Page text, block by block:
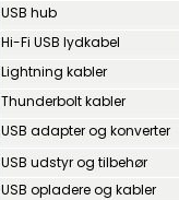
USB hub
Hi-Fi USB lydkabel
Lightning kabler
Thunderbolt kabler
USB adapter og konverter
USB udstyr og tilbehør
USB opladere og kabler